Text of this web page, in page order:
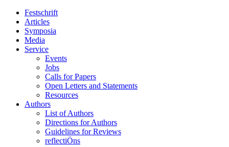
Festschrift
Articles
Symposia
Media
Service
Events
Jobs
Calls for Papers
Open Letters and Statements
Resources
Authors
List of Authors
Directions for Authors
Guidelines for Reviews
reflectiÖns